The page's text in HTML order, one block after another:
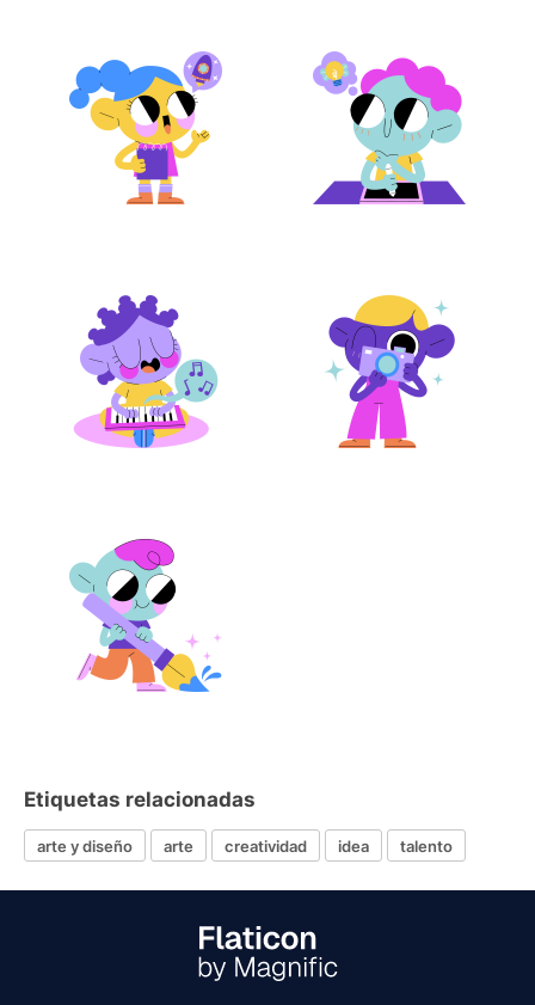
Etiquetas relacionadas
arte y diseño arte creatividad idea talento